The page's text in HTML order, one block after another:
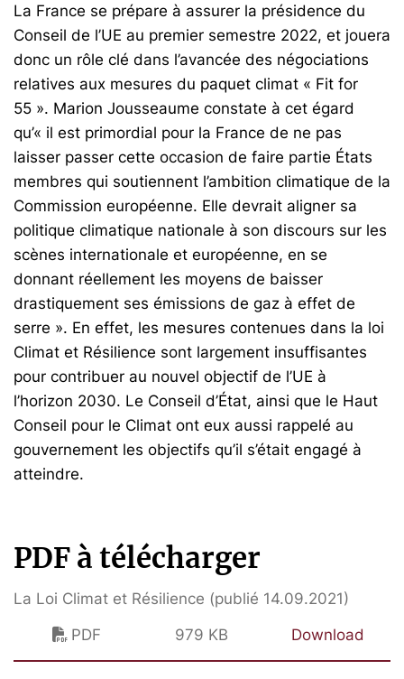
La France se prépare à assurer la présidence du
Conseil de l’UE au premier semestre 2022, et jouera
donc un rôle clé dans l’avancée des négociations
relatives aux mesures du paquet climat « Fit for
55 ». Marion Jousseaume constate à cet égard
qu’« il est primordial pour la France de ne pas
laisser passer cette occasion de faire partie États
membres qui soutiennent l’ambition climatique de la
Commission européenne. Elle devrait aligner sa
politique climatique nationale à son discours sur les
scènes internationale et européenne, en se
donnant réellement les moyens de baisser
drastiquement ses émissions de gaz à effet de
serre ». En effet, les mesures contenues dans la loi
Climat et Résilience sont largement insuffisantes
pour contribuer au nouvel objectif de l’UE à
l’horizon 2030. Le Conseil d’État, ainsi que le Haut
Conseil pour le Climat ont eux aussi rappelé au
gouvernement les objectifs qu’il s’était engagé à
atteindre.
PDF à télécharger
La Loi Climat et Résilience (publié 14.09.2021)
PDF
979 KB Download